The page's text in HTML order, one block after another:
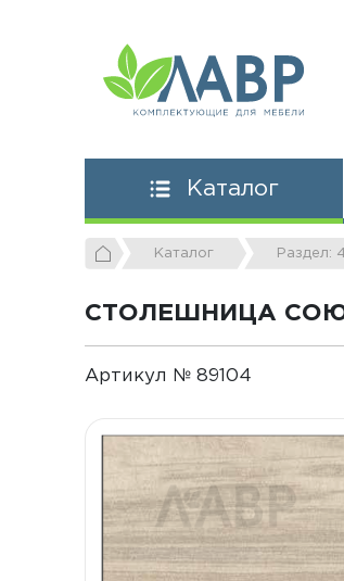
Каталог
Каталог Раздел:
СТОЛЕШНИЦА
Артикул № 89104